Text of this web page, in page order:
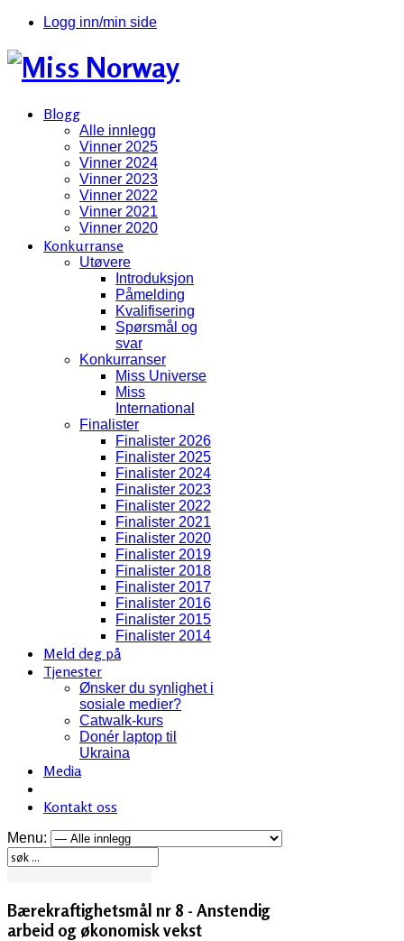
Logg inn/min side
Blogg
Alle innlegg
Vinner 2025
Vinner 2024
Vinner 2023
Vinner 2022
Vinner 2021
Vinner 2020
Konkurranse
Utøvere
Introduksjon
Påmelding
Kvalifisering
Spørsmål og
svar
Konkurranser
Miss Universe
Miss
International
Finalister
Finalister 2026
Finalister 2025
Finalister 2024
Finalister 2023
Finalister 2022
Finalister 2021
Finalister 2020
Finalister 2019
Finalister 2018
Finalister 2017
Finalister 2016
Finalister 2015
Finalister 2014
Meld deg på
Tjenester
Ønsker du synlighet i
sosiale medier?
Catwalk-kurs
Donér laptop til
Ukraina
Media
Kontakt oss
Menu:
Bærekraftighetsmål nr 8 - Anstendig
arbeid og økonomisk vekst